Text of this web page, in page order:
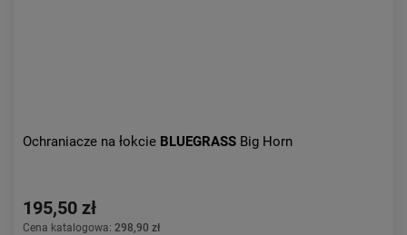
Ochraniacze na łokcie BLUEGRASS Big Horn
195,50 zł
Cena katalogowa: 298,90 zł